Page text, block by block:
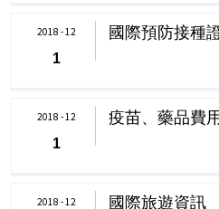
國際預防接種
2018 - 12
1
疫苗、藥品費
2018 - 12
1
國際旅遊資訊
2018 - 12